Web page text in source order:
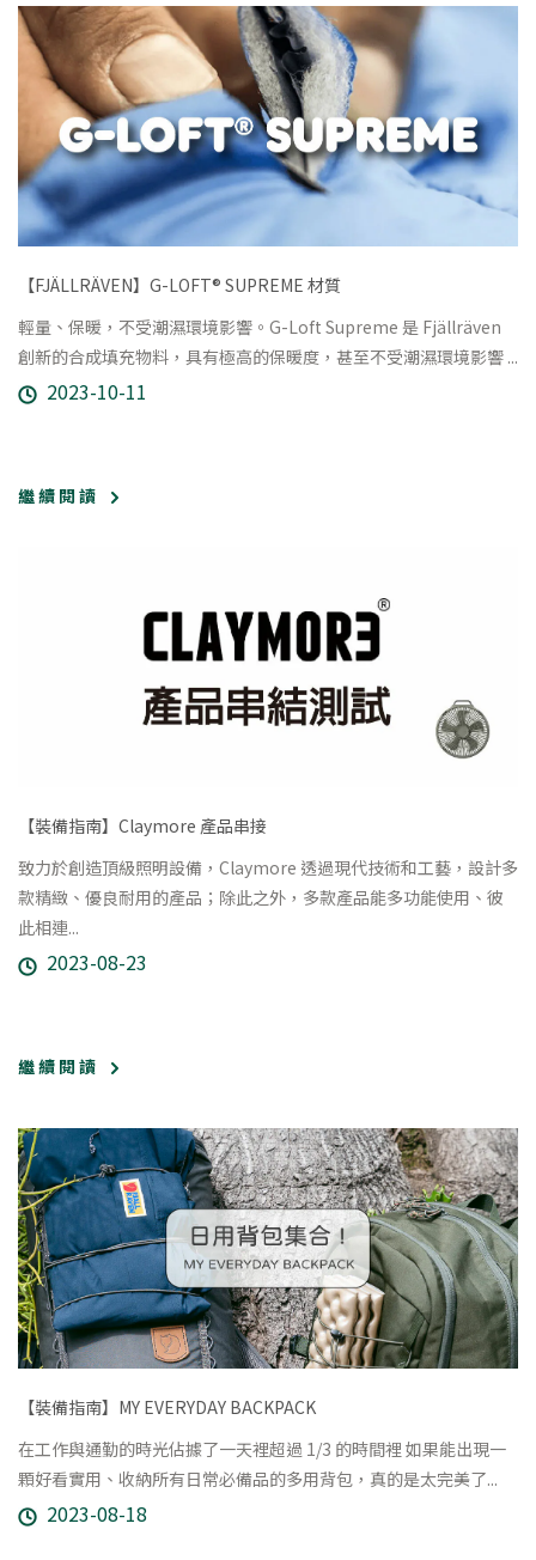
【FJÄLLRÄVEN】G-LOFT® SUPREME 材質
輕量、保暖，不受潮濕環境影響。G-Loft Supreme 是 Fjällräven
創新的合成填充物料，具有極高的保暖度，甚至不受潮濕環境影響 ...
2023-10-11
繼 續 閱 讀
【裝備指南】Claymore 產品串接
致力於創造頂級照明設備，Claymore 透過現代技術和工藝，設計多
款精緻、優良耐用的產品；除此之外，多款產品能多功能使用、彼
此相連...
2023-08-23
繼 續 閱 讀
【裝備指南】MY EVERYDAY BACKPACK
在工作與通勤的時光佔據了一天裡超過 1/3 的時間裡 如果能出現一
顆好看實用、收納所有日常必備品的多用背包，真的是太完美了...
2023-08-18